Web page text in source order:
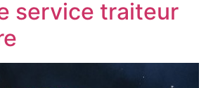
service traiteur